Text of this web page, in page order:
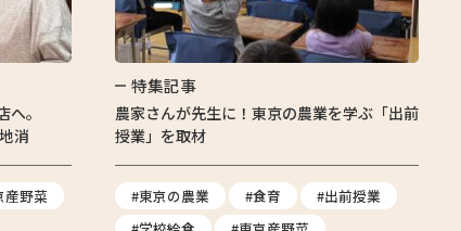
。
消
産野菜
特集記事
農家さんが先生に！東京の農業を学ぶ「出前
授業」を取材
#東京の農業 #食育
#出前授業